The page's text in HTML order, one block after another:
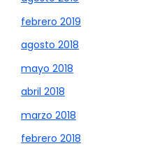
febrero 2019
agosto 2018
mayo 2018
abril 2018
marzo 2018
febrero 2018